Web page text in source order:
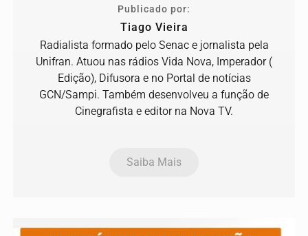
Publicado por:
Tiago Vieira
Radialista formado pelo Senac e jornalista pela
Unifran. Atuou nas rádios Vida Nova, Imperador (
Edição), Difusora e no Portal de notícias
GCN/Sampi. Também desenvolveu a função de
Cinegrafista e editor na Nova TV.
Saiba Mais